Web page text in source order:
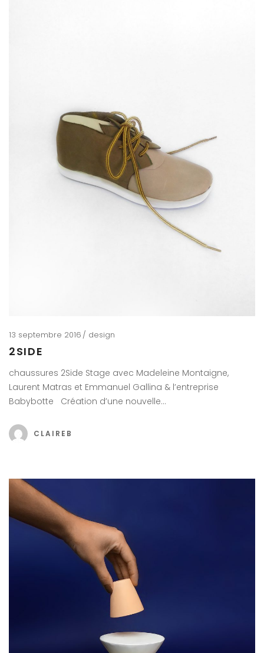
13 septembre 2016 design
2SIDE
chaussures 2Side Stage avec Madeleine Montaigne,
Laurent Matras et Emmanuel Gallina & l’entreprise
Babybotte Création d’une nouvelle…
CLAIREB